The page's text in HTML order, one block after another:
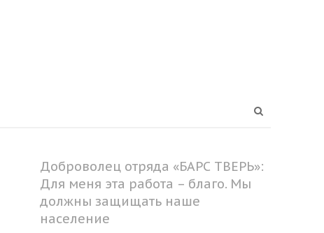
Доброволец отряда «БАРС ТВЕРЬ»:
Для меня эта работа – благо. Мы
должны защищать наше
население